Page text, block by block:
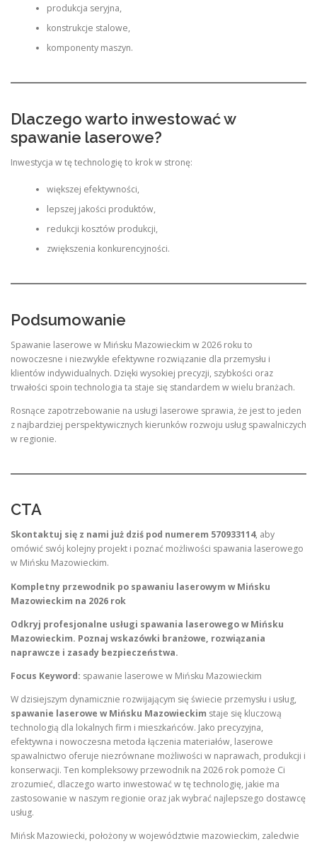
produkcja seryjna,
konstrukcje stalowe,
komponenty maszyn.
Dlaczego warto inwestować w
spawanie laserowe?
Inwestycja w tę technologię to krok w stronę:
większej efektywności,
lepszej jakości produktów,
redukcji kosztów produkcji,
zwiększenia konkurencyjności.
Podsumowanie
Spawanie laserowe w Mińsku Mazowieckim w 2026 roku to
nowoczesne i niezwykle efektywne rozwiązanie dla przemysłu i
klientów indywidualnych. Dzięki wysokiej precyzji, szybkości oraz
trwałości spoin technologia ta staje się standardem w wielu branżach.
Rosnące zapotrzebowanie na usługi laserowe sprawia, że jest to jeden
z najbardziej perspektywicznych kierunków rozwoju usług spawalniczych
w regionie.
CTA
Skontaktuj się z nami już dziś pod numerem 570933114, aby
omówić swój kolejny projekt i poznać możliwości spawania laserowego
w Mińsku Mazowieckim.
Kompletny przewodnik po spawaniu laserowym w Mińsku
Mazowieckim na 2026 rok
Odkryj profesjonalne usługi spawania laserowego w Mińsku
Mazowieckim. Poznaj wskazówki branżowe, rozwiązania
naprawcze i zasady bezpieczeństwa.
Focus Keyword: spawanie laserowe w Mińsku Mazowieckim
W dzisiejszym dynamicznie rozwijającym się świecie przemysłu i usług,
spawanie laserowe w Mińsku Mazowieckim staje się kluczową
technologią dla lokalnych firm i mieszkańców. Jako precyzyjna,
efektywna i nowoczesna metoda łączenia materiałów, laserowe
spawalnictwo oferuje niezrównane możliwości w naprawach, produkcji i
konserwacji. Ten kompleksowy przewodnik na 2026 rok pomoże Ci
zrozumieć, dlaczego warto inwestować w tę technologię, jakie ma
zastosowanie w naszym regionie oraz jak wybrać najlepszego dostawcę
usług.
Mińsk Mazowiecki, położony w województwie mazowieckim, zaledwie